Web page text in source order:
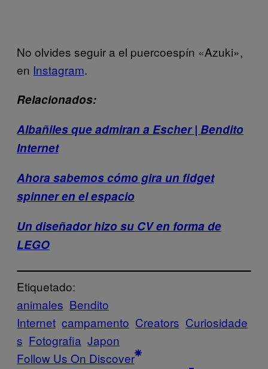
No olvides seguir a el puercoespín «Azuki»,
en Instagram.
Relacionados:
Albañiles que admiran a Escher | Bendito
Internet
Ahora sabemos cómo gira un fidget
spinner en el espacio
Un diseñador hizo su CV en forma de
LEGO
Etiquetado:
animales Bendito
Internet campamento Creators Curiosidade
s Fotografia Japon
Follow Us On Discover